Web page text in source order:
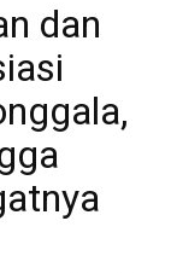
dan